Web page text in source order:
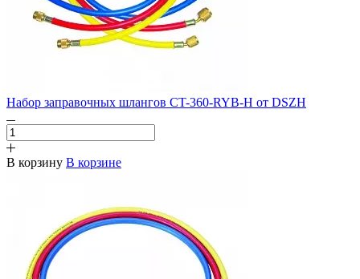
Набор заправочных шлангов CT-360-RYB-H от DSZH
В корзину В корзине